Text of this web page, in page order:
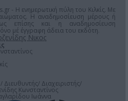
- Η ενημερωτική πύλη του Κιλκίς. Με
Η αναδημοσίευση μέρους ή
επίσης και η αναδημοσίευση
μέ έγγραφη άδεια του εκδότη.
Νικος
Διευθυντής/ Διαχειριστής/
Κωνσταντίνος
Ιωάννα